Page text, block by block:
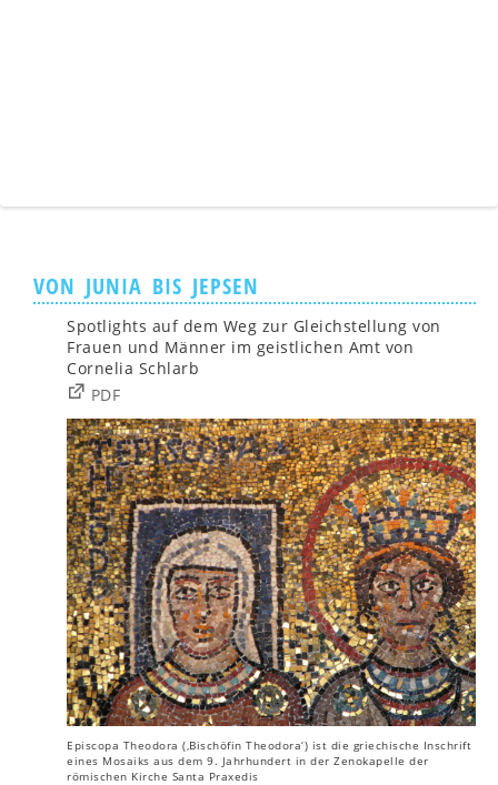
VON JUNIA BIS JEPSEN
Spotlights auf dem Weg zur Gleichstellung von
Frauen und Männer im geistlichen Amt von
Cornelia Schlarb
PDF
Episcopa Theodora (‚Bischöfin Theodora‘) ist die griechische Inschrift
eines Mosaiks aus dem 9. Jahrhundert in der Zenokapelle der
römischen Kirche Santa Praxedis